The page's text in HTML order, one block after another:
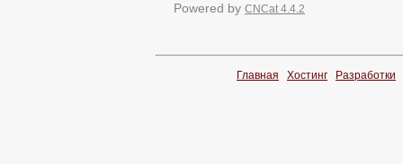
Powered by CNCat 4.4.2
Главная Хостинг Разработки